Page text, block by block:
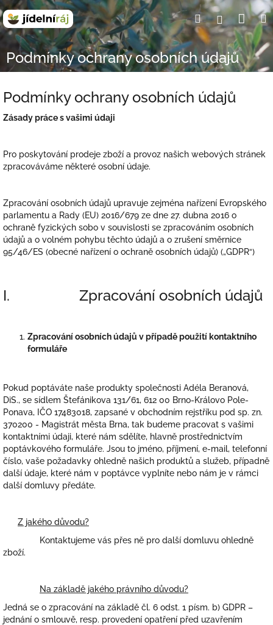
Přejít
na
obsah
HledatPřihlášení
Podmínky ochrany osobních údajů
Podmínky ochrany osobních údajů
Zásady práce s vašimi údaji
Pro poskytování prodeje zboží a provoz našich webových stránek
zpracováváme některé osobní údaje.
Zpracování osobních údajů upravuje zejména nařízení Evropského
parlamentu a Rady (EU) 2016/679 ze dne 27. dubna 2016 o
ochraně fyzických sobo v souvislosti se zpracováním osobních
údajů a o volném pohybu těchto údajů a o zrušení směrnice
95/46/ES (obecné nařízení o ochraně osobních údajů) („GDPR“)
I. Zpracování osobních údajů
Zpracování osobních údajů v případě použití kontaktního
formuláře
Pokud poptáváte naše produkty společnosti Adéla Beranová,
DiS., se sídlem Štefánikova 131/61, 612 00 Brno-Královo Pole-
Ponava, IČO 17483018, zapsané v obchodním rejstříku pod sp. zn.
370200 - Magistrát města Brna, tak budeme pracovat s vašimi
kontaktními údaji, které nám sdělíte, hlavně prostřednictvím
poptávkového formuláře. Jsou to jméno, příjmení, e-mail, telefonní
číslo, vaše požadavky ohledně našich produktů a služeb, případně
další údaje, které nám v poptávce vyplníte nebo nám je v rámci
další domluvy předáte.
Z jakého důvodu?
Kontaktujeme vás přes ně pro další domluvu ohledně
zboží.
Na základě jakého právního důvodu?
Jedná se o zpracování na základě čl. 6 odst. 1 písm. b) GDPR –
jednání o smlouvě, resp. provedení opatření před uzavřením